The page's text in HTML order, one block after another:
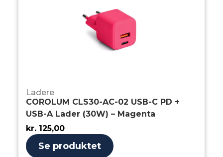
Ladere
COROLUM CLS30-AC-02 USB-C PD +
USB-A Lader (30W) – Magenta
kr. 125,00
Se produktet